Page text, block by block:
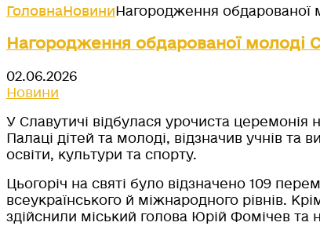
ГоловнаНовиниНагородження обдарованої
Нагородження обдарованої молоді
02.06.2026
Новини
У Славутичі відбулася урочиста
Палаці дітей та молоді, відзначив учнів та
освіти, культури та спорту.
Цьогоріч на святі було відзначено 109
всеукраїнського й міжнародного рівнів.
здійснили міський голова Юрій Фомічев та